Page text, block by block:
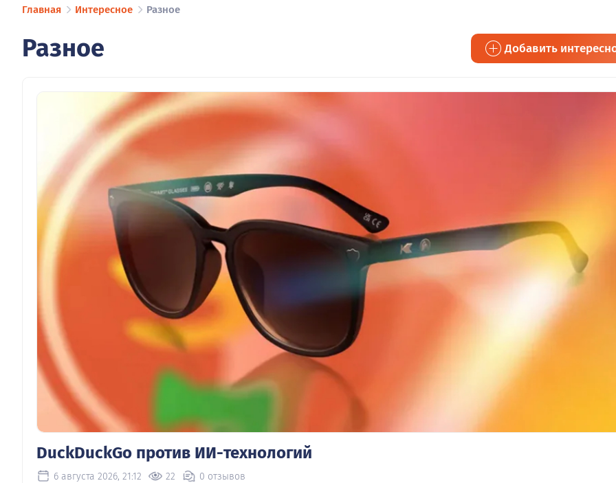
Главная Интересное Разное
Разное Добавить
DuckDuckGo против ИИ-технологий
6 августа 2026, 21:12 22 0 отзывов